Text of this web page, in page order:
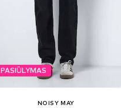
PASIŪLYMAS
NOISY MAY